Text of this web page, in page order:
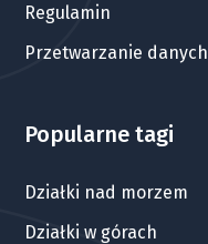
Regulamin
Przetwarzanie danych
Popularne tagi
Działki nad morzem
Działki w górach